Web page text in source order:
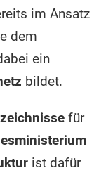
im Ansatz
dem
ein
bildet.
für
ist dafür